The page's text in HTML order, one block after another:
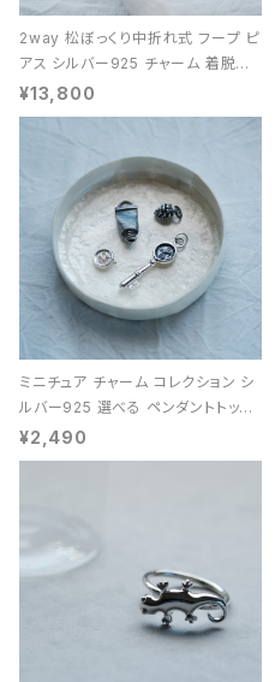
2way 松ぼっくり中折れ式 フープ ピ
アス シルバー925 チャーム 着脱可
能 レディース ユニセックス
¥13,800
ミニチュア チャーム コレクション シ
ルバー925 選べる ペンダントトップ
レディース ユニセックス
¥2,490